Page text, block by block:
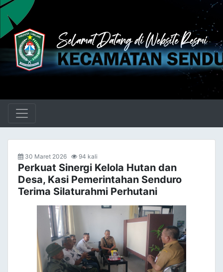
30 Maret 2026 94 kali
Perkuat Sinergi Kelola Hutan dan
Desa, Kasi Pemerintahan Senduro
Terima Silaturahmi Perhutani